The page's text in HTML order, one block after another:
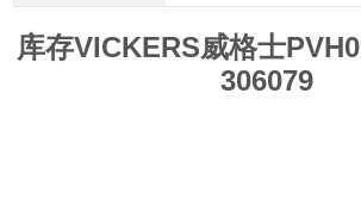
库存VICKERS威格士
306079